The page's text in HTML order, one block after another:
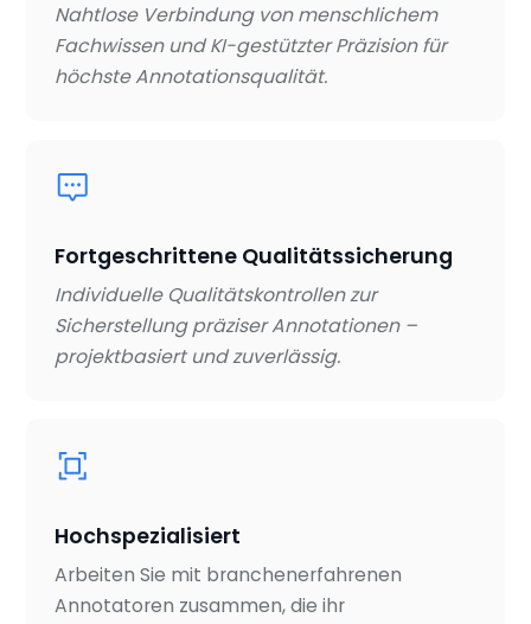
Nahtlose Verbindung von menschlichem
Fachwissen und KI-gestützter Präzision für
höchste Annotationsqualität.
Fortgeschrittene Qualitätssicherung
Individuelle Qualitätskontrollen zur
Sicherstellung präziser Annotationen –
projektbasiert und zuverlässig.
Hochspezialisiert
Arbeiten Sie mit branchenerfahrenen
Annotatoren zusammen, die ihr